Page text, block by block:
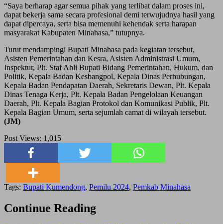
“Saya berharap agar semua pihak yang terlibat dalam proses ini,
dapat bekerja sama secara profesional demi terwujudnya hasil yang
dapat dipercaya, serta bisa memenuhi kehendak serta harapan
masyarakat Kabupaten Minahasa,” tutupnya.
Turut mendampingi Bupati Minahasa pada kegiatan tersebut,
Asisten Pemerintahan dan Kesra, Asisten Administrasi Umum,
Inspektur, Plt. Staf Ahli Bupati Bidang Pemerintahan, Hukum, dan
Politik, Kepala Badan Kesbangpol, Kepala Dinas Perhubungan,
Kepala Badan Pendapatan Daerah, Sekretaris Dewan, Plt. Kepala
Dinas Tenaga Kerja, Plt. Kepala Badan Pengelolaan Keuangan
Daerah, Plt. Kepala Bagian Protokol dan Komunikasi Publik, Plt.
Kepala Bagian Umum, serta sejumlah camat di wilayah tersebut.
(JM)
Post Views: 1,015
Tags: Bupati Kumendong, Pemilu 2024, Pemkab Minahasa
Continue Reading